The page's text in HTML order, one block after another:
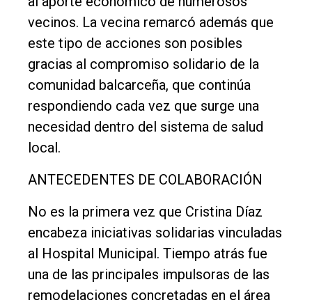
vecinos. La vecina remarcó además que
este tipo de acciones son posibles
gracias al compromiso solidario de la
comunidad balcarceña, que continúa
respondiendo cada vez que surge una
necesidad dentro del sistema de salud
local.
ANTECEDENTES DE COLABORACIÓN
No es la primera vez que Cristina Díaz
encabeza iniciativas solidarias vinculadas
al Hospital Municipal. Tiempo atrás fue
una de las principales impulsoras de las
remodelaciones concretadas en el área